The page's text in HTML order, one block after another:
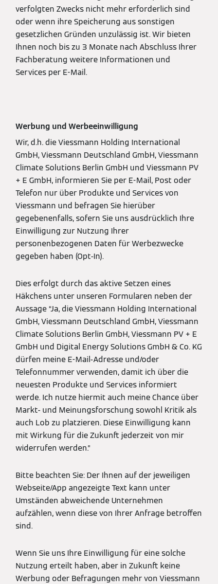
verfolgten Zwecks nicht mehr erforderlich sind
oder wenn ihre Speicherung aus sonstigen
gesetzlichen Gründen unzulässig ist. Wir bieten
Ihnen noch bis zu 3 Monate nach Abschluss Ihrer
Fachberatung weitere Informationen und
Services per E-Mail.
Werbung und Werbeeinwilligung
Wir, d.h. die Viessmann Holding International
GmbH, Viessmann Deutschland GmbH, Viessmann
Climate Solutions Berlin GmbH und Viessmann PV
+ E GmbH, informieren Sie per E-Mail, Post oder
Telefon nur über Produkte und Services von
Viessmann und befragen Sie hierüber
gegebenenfalls, sofern Sie uns ausdrücklich Ihre
Einwilligung zur Nutzung Ihrer
personenbezogenen Daten für Werbezwecke
gegeben haben (Opt-In).
Dies erfolgt durch das aktive Setzen eines
Häkchens unter unseren Formularen neben der
Aussage “Ja, die Viessmann Holding International
GmbH, Viessmann Deutschland GmbH, Viessmann
Climate Solutions Berlin GmbH, Viessmann PV + E
GmbH und Digital Energy Solutions GmbH & Co. KG
dürfen meine E-Mail-Adresse und/oder
Telefonnummer verwenden, damit ich über die
neuesten Produkte und Services informiert
werde. Ich nutze hiermit auch meine Chance über
Markt- und Meinungsforschung sowohl Kritik als
auch Lob zu platzieren. Diese Einwilligung kann
mit Wirkung für die Zukunft jederzeit von mir
widerrufen werden.”
Bitte beachten Sie: Der Ihnen auf der jeweiligen
Webseite/App angezeigte Text kann unter
Umständen abweichende Unternehmen
aufzählen, wenn diese von Ihrer Anfrage betroffen
sind.
Wenn Sie uns Ihre Einwilligung für eine solche
Nutzung erteilt haben, aber in Zukunft keine
Werbung oder Befragungen mehr von Viessmann